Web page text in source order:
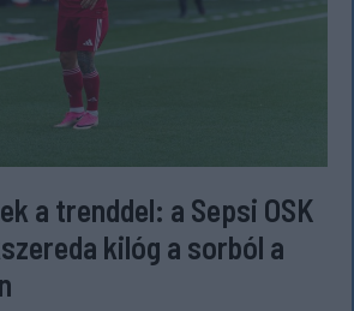
a trenddel: a Sepsi OSK
kilóg a sorból a